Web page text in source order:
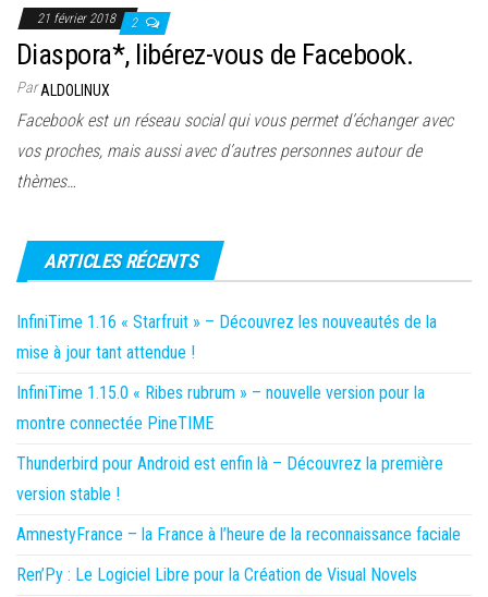
21 février 2018 2
Diaspora*, libérez-vous de Facebook.
ParALDOLINUX
Facebook est un réseau social qui vous permet d’échanger avec
vos proches, mais aussi avec d’autres personnes autour de
thèmes…
ARTICLES RÉCENTS
InfiniTime 1.16 « Starfruit » – Découvrez les nouveautés de la
mise à jour tant attendue !
InfiniTime 1.15.0 « Ribes rubrum » – nouvelle version pour la
montre connectée PineTIME
Thunderbird pour Android est enfin là – Découvrez la première
version stable !
AmnestyFrance – la France à l’heure de la reconnaissance faciale
Ren’Py : Le Logiciel Libre pour la Création de Visual Novels